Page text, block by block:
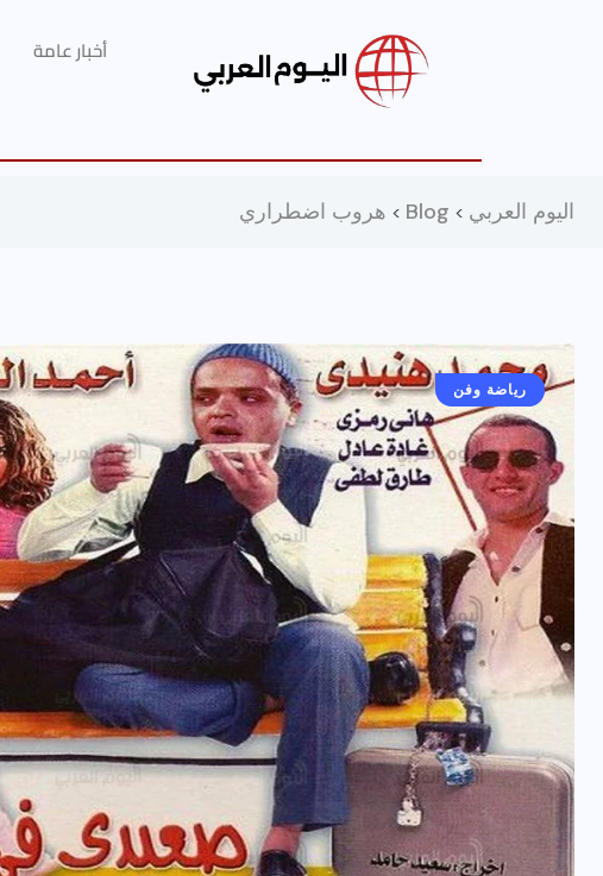
أخبار عامة
اليوم العربي >
Blog
> هروب اضطراري
أخبار عامة
رياضة وفن